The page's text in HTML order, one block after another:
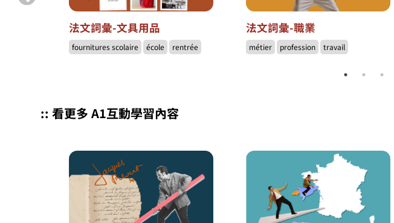
法文詞彙-文具用品
fournitures scolaire école rentrée
法文詞彙-職業
métier profession travail
:: 看更多 A1互動學習內容